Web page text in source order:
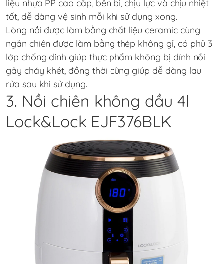
liệu nhựa PP cao cấp, bền bỉ, chịu lực và chịu nhiệt
tốt, dễ dàng vệ sinh mỗi khi sử dụng xong.
Lòng nồi được làm bằng chất liệu ceramic cùng
ngăn chiên được làm bằng thép không gỉ, có phủ 3
lớp chống dính giúp thực phẩm không bị dính nồi
gây cháy khét, đồng thời cũng giúp dễ dàng lau
rửa sau khi sử dụng.
3. Nồi chiên không dầu 4l
Lock&Lock EJF376BLK